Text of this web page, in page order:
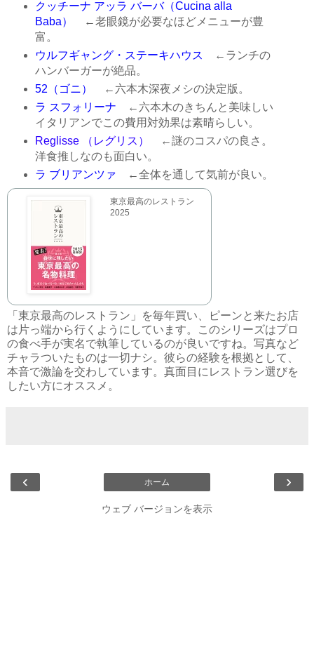
クッチーナ アッラ バーバ（Cucina alla
Baba）
←老眼鏡が必要なほどメニューが豊
富。
ウルフギャング・ステーキハウス ←ランチの
ハンバーガーが絶品。
52（ゴニ）
←六本木深夜メシの決定版。
ラ スフォリーナ ←六本木のきちんと美味しい
イタリアンでこの費用対効果は素晴らしい。
Reglisse （レグリス）
←謎のコスパの良さ。
洋食推しなのも面白い。
ラ ブリアンツァ ←全体を通して気前が良い。
東京最高のレストラン
2025
「東京最高のレストラン」を毎年買い、ピーンと来たお店
は片っ端から行くようにしています。このシリーズはプロ
の食べ手が実名で執筆しているのが良いですね。写真など
チャラついたものは一切ナシ。彼らの経験を根拠として、
本音で激論を交わしています。真面目にレストラン選びを
したい方にオススメ。
‹ ›
ホーム
ウェブ バージョンを表示